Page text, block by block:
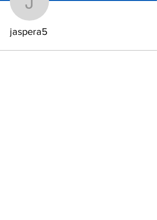
jaspera5
jaspera5